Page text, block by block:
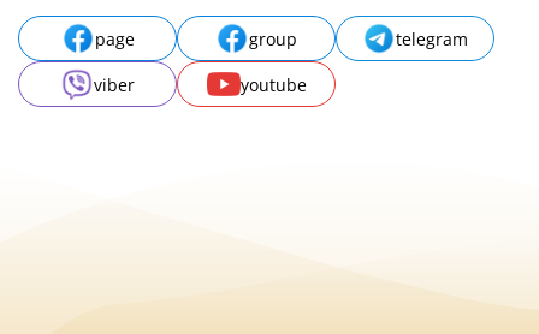
page group
telegram
viber
youtube